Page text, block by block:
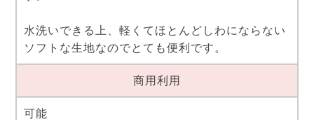
水洗いできる上、軽くてほとんどしわにならない
ソフトな生地なのでとても便利です。
商用利用
可能